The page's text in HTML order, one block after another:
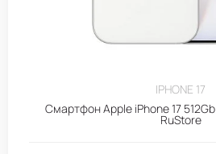
IPHONE 17
Смартфон Apple iPhone 17
RuStore